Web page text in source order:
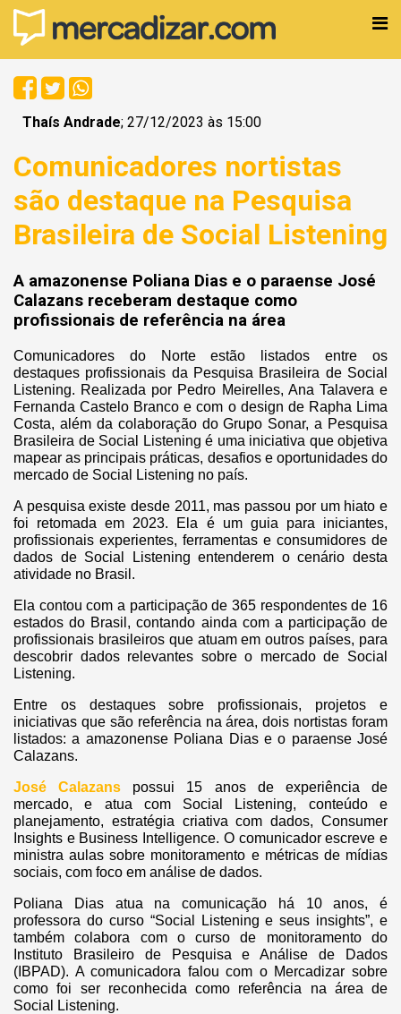
Thaís Andrade; 27/12/2023 às 15:00
Comunicadores nortistas
são destaque na Pesquisa
Brasileira de Social Listening
A amazonense Poliana Dias e o paraense José
Calazans receberam destaque como
profissionais de referência na área
Comunicadores do Norte estão listados entre os
destaques profissionais da Pesquisa Brasileira de Social
Listening. Realizada por Pedro Meirelles, Ana Talavera e
Fernanda Castelo Branco e com o design de Rapha Lima
Costa, além da colaboração do Grupo Sonar, a Pesquisa
Brasileira de Social Listening é uma iniciativa que objetiva
mapear as principais práticas, desafios e oportunidades do
mercado de Social Listening no país.
A pesquisa existe desde 2011, mas passou por um hiato e
foi retomada em 2023. Ela é um guia para iniciantes,
profissionais experientes, ferramentas e consumidores de
dados de Social Listening entenderem o cenário desta
atividade no Brasil.
Ela contou com a participação de 365 respondentes de 16
estados do Brasil, contando ainda com a participação de
profissionais brasileiros que atuam em outros países, para
descobrir dados relevantes sobre o mercado de Social
Listening.
Entre os destaques sobre profissionais, projetos e
iniciativas que são referência na área, dois nortistas foram
listados: a amazonense Poliana Dias e o paraense José
Calazans.
José Calazans possui 15 anos de experiência de
mercado, e atua com Social Listening, conteúdo e
planejamento, estratégia criativa com dados, Consumer
Insights e Business Intelligence. O comunicador escreve e
ministra aulas sobre monitoramento e métricas de mídias
sociais, com foco em análise de dados.
Poliana Dias atua na comunicação há 10 anos, é
professora do curso “Social Listening e seus insights”, e
também colabora com o curso de monitoramento do
Instituto Brasileiro de Pesquisa e Análise de Dados
(IBPAD). A comunicadora falou com o Mercadizar sobre
como foi ser reconhecida como referência na área de
Social Listening.